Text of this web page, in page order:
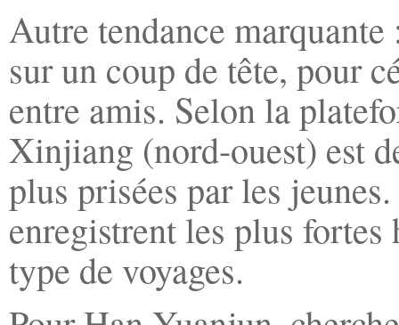
Autre tendance
sur un coup de tête, pour
entre amis. Selon la
Xinjiang (nord-ouest) est
plus prisées par les
enregistrent les plus fortes
type de voyages.